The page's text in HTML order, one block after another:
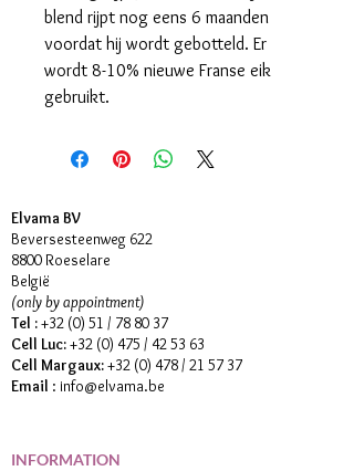
blend rijpt nog eens 6 maanden
voordat hij wordt gebotteld. Er
wordt 8-10% nieuwe Franse eik
gebruikt.
Elvama BV
Beversesteenweg 622
8800 Roeselare
België
(only by appointment)
Tel :+32 (0) 51 / 78 80 37
Cell Luc:+32 (0) 475 / 42 53 63
Cell Margaux:+32 (0) 478 / 21 57 37
Email : info@elvama.be
INFORMATION